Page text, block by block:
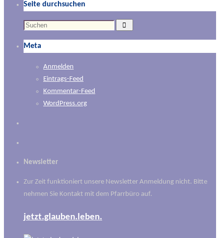
Seite durchsuchen
Suchen
Suchen
Meta
Anmelden
Eintrags-Feed
Kommentar-Feed
WordPress.org
Newsletter
Zur Zeit funktioniert unsere Newsletter Anmeldung nicht. Bitte
nehmen Sie Kontakt mit dem Pfarrbüro auf.
jetzt.glauben.leben.